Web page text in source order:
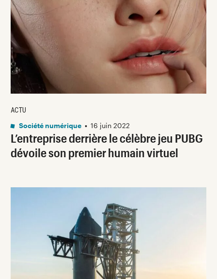
L’entreprise derrière le célèbre jeu PUBG
dévoile son premier humain virtuel
ACTU
Société numérique • 16 juin 2022